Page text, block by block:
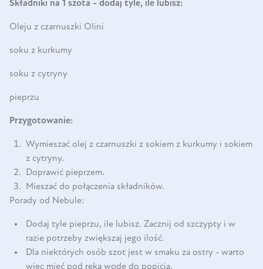
Składniki na 1 szota - dodaj tyle, ile lubisz:
Oleju z czarnuszki Olini
soku z kurkumy
soku z cytryny
pieprzu
Przygotowanie:
Wymieszać olej z czarnuszki z sokiem z kurkumy i sokiem
z cytryny.
Doprawić pieprzem.
Mieszać do połączenia składników.
Porady od Nebule:
Dodaj tyle pieprzu, ile lubisz. Zacznij od szczypty i w
razie potrzeby zwiększaj jego ilość.
Dla niektórych osób szot jest w smaku za ostry - warto
więc mieć pod ręką wodę do popicia.